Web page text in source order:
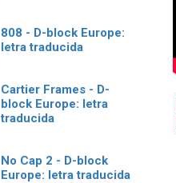
808 - D-block Europe:
letra traducida
Cartier Frames - D-
block Europe: letra
traducida
No Cap 2 - D-block
Europe: letra traducida